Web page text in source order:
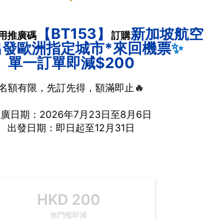
推廣碼【BT153】 訂購新加坡航空
歐洲指定城市*來回機票✨
單一訂單即減$200
額有限，先訂先得，額滿即止 🔥
日期：2026年7月23日至8月6日
出發日期：即日起至12月31日
HKD 200
無門檻即減